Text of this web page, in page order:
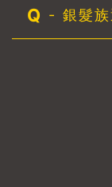
敢做」。她的
日常動作中到
化性關節炎運
Q - 銀髮